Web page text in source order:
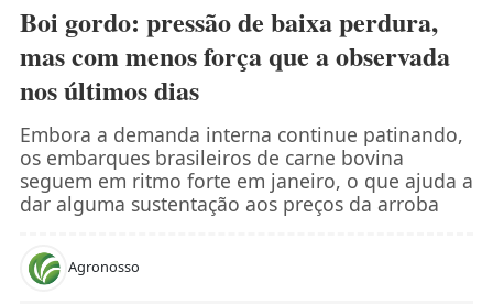
Boi gordo: pressão de baixa perdura,
mas com menos força que a observada
nos últimos dias
Embora a demanda interna continue patinando,
os embarques brasileiros de carne bovina
seguem em ritmo forte em janeiro, o que ajuda a
dar alguma sustentação aos preços da arroba
Agronosso